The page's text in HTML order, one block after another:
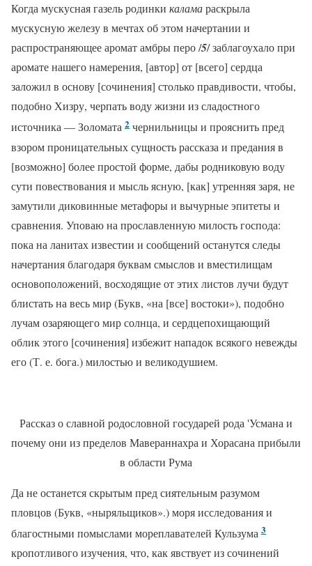
Когда мускусная газель родинки каламараскрыла
мускусную железу в мечтах об этом начертании и
распространяющее аромат амбры перо /5/ заблагоухало при
аромате нашего намерения, [автор] от [всего] сердца
заложил в основу [сочинения] столько правдивости, чтобы,
подобно Хизру, черпать воду жизни из сладостного
источника — Золомата 2 чернильницы и прояснить пред
взором проницательных сущность рассказа и предания в
[возможно] более простой форме, дабы родниковую воду
сути повествования и мысль ясную, [как] утренняя заря, не
замутили диковинные метафоры и вычурные эпитеты и
сравнения. Уповаю на прославленную милость господа:
пока на ланитах известии и сообщений останутся следы
начертания благодаря буквам смыслов и вместилищам
основоположений, восходящие от этих листов лучи будут
блистать на весь мир (Букв, «на [все] востоки»), подобно
лучам озаряющего мир солнца, и сердцепохищающий
облик этого [сочинения] избежит нападок всякого невежды
его (Т. е. бога.) милостью и великодушием.
Рассказ о славной родословной государей рода 'Усмана и
почему они из пределов Мавераннахра и Хорасана прибыли
в области Рума
Да не останется скрытым пред сиятельным разумом
пловцов (Букв, «ныряльщиков».) моря исследования и
благостными помыслами мореплавателей Кульзума 3
кропотливого изучения, что, как явствует из сочинений